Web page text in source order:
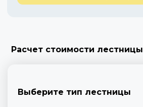
Расчет стоимости лестницы
Выберите тип лестницы